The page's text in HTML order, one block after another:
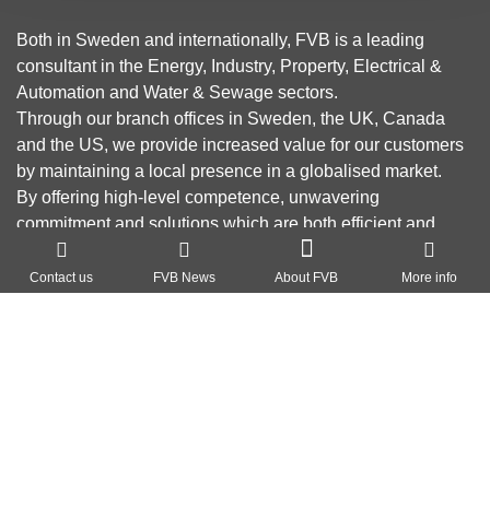
About FVB
Contact us FVB News About FVB More info
Both in Sweden and internationally, FVB is a leading
consultant in the Energy, Industry, Property, Electrical &
Automation and Water & Sewage sectors.
Through our branch offices in Sweden, the UK, Canada
and the US, we provide increased value for our customers
by maintaining a local presence in a globalised market.
By offering high-level competence, unwavering
commitment and solutions which are both efficient and
green, our goal is to reduce environmental impact,
contribute to a sustainable society and create profitability